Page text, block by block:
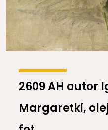
2609 AH autor
Margaretki,